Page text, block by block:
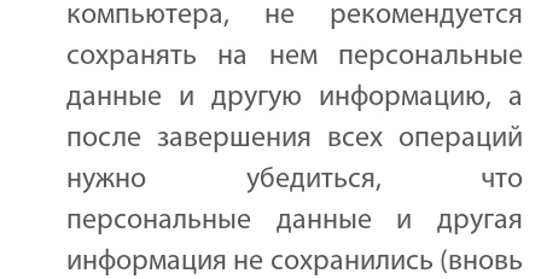
компьютера, не рекомендуется
сохранять на нем персональные
данные и другую информацию, а
после завершения всех операций
нужно убедиться, что
персональные данные и другая
информация не сохранились (вновь